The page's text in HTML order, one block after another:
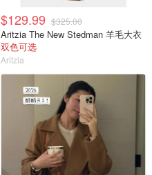
$129.99 $325.00
Aritzia The New Stedman 羊毛大衣
双色可选
Aritzia